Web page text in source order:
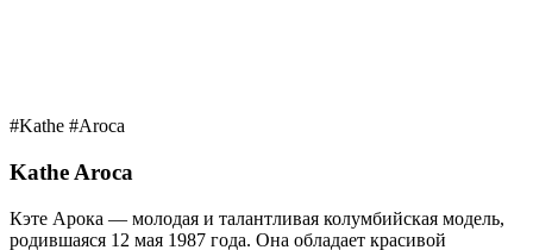
#Kathe #Aroca
Kathe Aroca
Кэте Арока — молодая и талантливая колумбийская модель,
родившаяся 12 мая 1987 года. Она обладает красивой